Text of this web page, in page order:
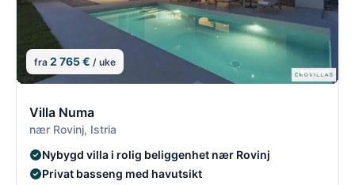
fra 2 765 € / uke
Villa Numa
nær Rovinj, Istria
Nybygd villa i rolig beliggenhet nær Rovinj
Privat basseng med havutsikt